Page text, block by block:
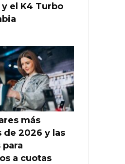
y el K4 Turbo
más
de 2026 y las
a cuotas